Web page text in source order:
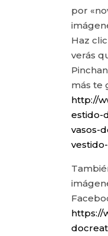
por
Haz
verás
más te
http://
estido-
vasos-
https://